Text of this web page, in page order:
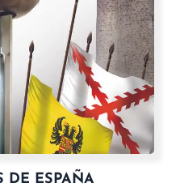
DE ESPAÑA